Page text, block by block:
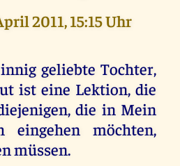
2011, 15:15 Uhr
geliebte Tochter,
ist eine Lektion, die
die in Mein
eingehen möchten,
müssen.